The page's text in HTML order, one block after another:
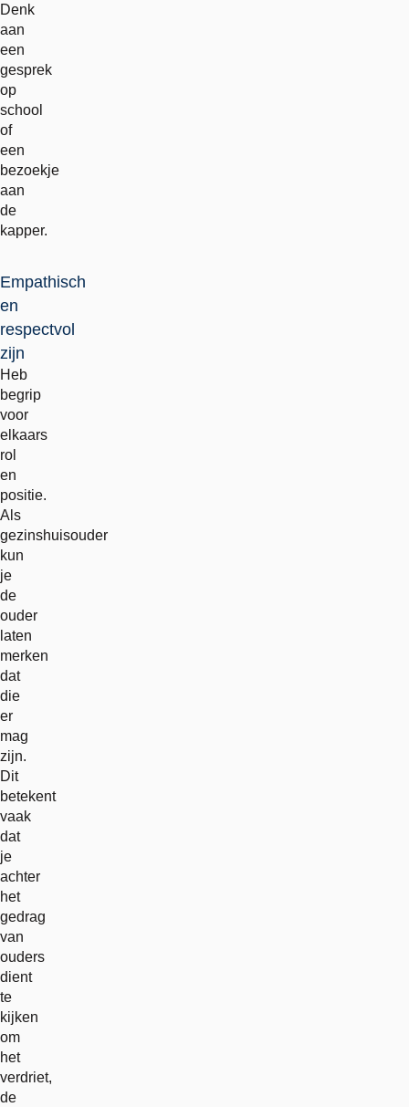
Denk
aan
een
gesprek
op
school
of
een
bezoekje
aan
de
kapper.
Empathisch
en
respectvol
zijn
Heb
begrip
voor
elkaars
rol
en
positie.
Als
gezinshuisouder
kun
je
de
ouder
laten
merken
dat
die
er
mag
zijn.
Dit
betekent
vaak
dat
je
achter
het
gedrag
van
ouders
dient
te
kijken
om
het
verdriet,
de